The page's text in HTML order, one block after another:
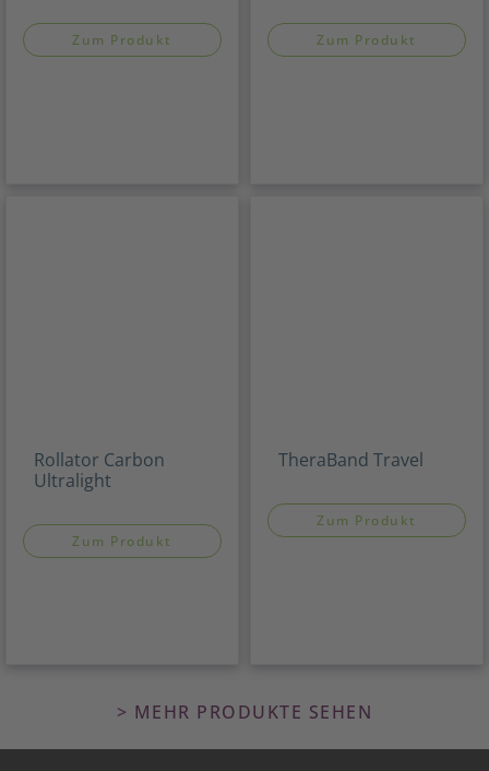
Zum Produkt Zum Produkt
Rollator Carbon
Ultralight
Zum Produkt
TheraBand Travel
Zum Produkt
> MEHR PRODUKTE SEHEN